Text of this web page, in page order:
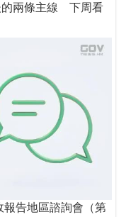
的兩條主線 下周看
報告地區諮詢會（第